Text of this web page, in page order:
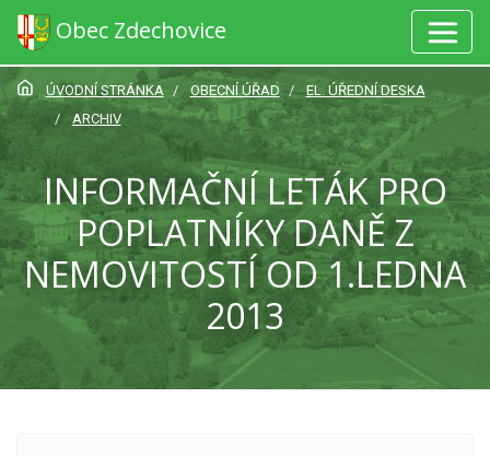
Obec Zdechovice
ÚVODNÍ STRÁNKA OBECNÍ ÚŘAD
EL. ÚŘEDNÍ DESKA
ARCHIV
INFORMAČNÍ LETÁK PRO
POPLATNÍKY DANĚ Z
NEMOVITOSTÍ OD 1.LEDNA
2013